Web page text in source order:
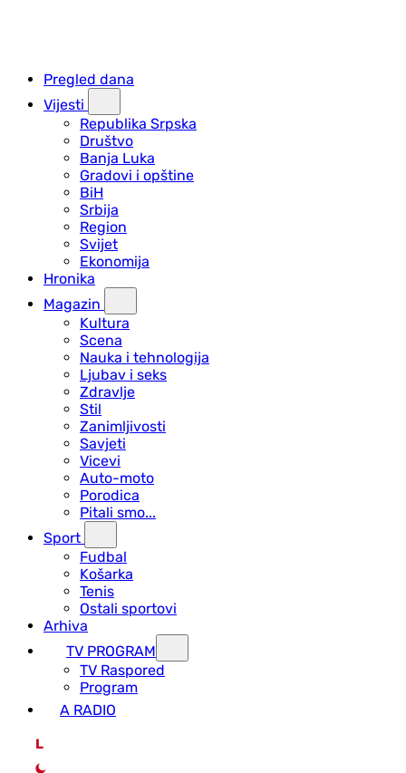
Pregled dana
Vijesti
Republika Srpska
Društvo
Banja Luka
Gradovi i opštine
BiH
Srbija
Region
Svijet
Ekonomija
Hronika
Magazin
Kultura
Scena
Nauka i tehnologija
Ljubav i seks
Zdravlje
Stil
Zanimljivosti
Savjeti
Vicevi
Auto-moto
Porodica
Pitali smo...
Sport
Fudbal
Košarka
Tenis
Ostali sportovi
Arhiva
TV PROGRAM
ТV Raspored
Program
A RADIO
L